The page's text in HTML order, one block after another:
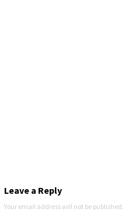
Leave a Reply
Your email address will not be published.